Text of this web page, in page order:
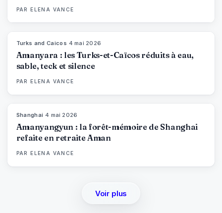
PAR ELENA VANCE
Turks and Caicos 4 mai 2026
Amanyara : les Turks-et-Caïcos réduits à eau,
sable, teck et silence
PAR ELENA VANCE
Shanghai ·4 mai 2026
Amanyangyun : la forêt-mémoire de Shanghai
refaite en retraite Aman
PAR ELENA VANCE
Voir plus